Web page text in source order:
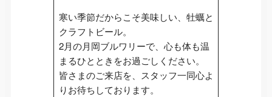
寒い季節だからこそ美味しい、牡蠣と
クラフトビール。
2月の月岡ブルワリーで、心も体も温
まるひとときをお過ごしください。
皆さまのご来店を、スタッフ一同心よ
りお待ちしております。